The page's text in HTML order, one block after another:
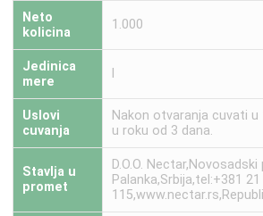
Neto
kolicina
1.000
Jedinica
mere
Uslovi
cuvanja
Nakon otvaranja cuvati
u roku od 3 dana.
Stavlja u
promet
D.O.O.
Palanka,Srbija,tel:+381 21